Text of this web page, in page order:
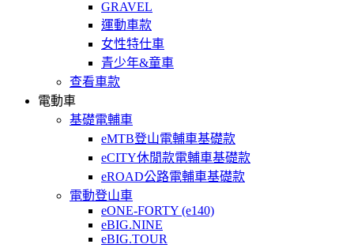
GRAVEL
運動車款
女性特仕車
青少年&童車
查看車款
電動車
基礎電輔車
eMTB登山電輔車基礎款
eCITY休閒款電輔車基礎款
eROAD公路電輔車基礎款
電動登山車
eONE-FORTY (e140)
eBIG.NINE
eBIG.TOUR